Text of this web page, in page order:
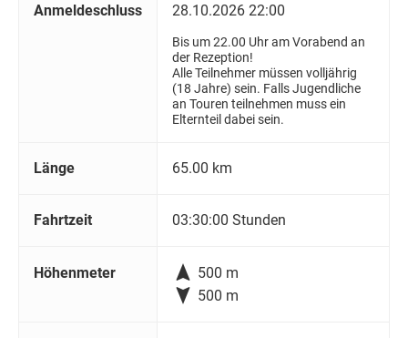
Anmeldeschluss 28.10.2026 22:00
Bis um 22.00 Uhr am Vorabend an
der Rezeption!
Alle Teilnehmer müssen volljährig
(18 Jahre) sein. Falls Jugendliche
an Touren teilnehmen muss ein
Elternteil dabei sein.
Länge 65.00 km
Fahrtzeit 03:30:00 Stunden
Höhenmeter  500 m
 500 m